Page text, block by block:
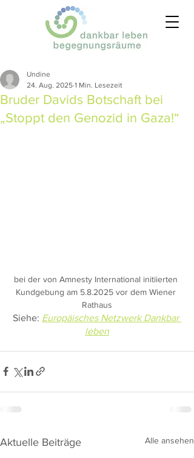
Bruder Davids Botschaft bei
„Stoppt den Genozid in Gaza!“
Undine
24. Aug. 2025 1 Min. Lesezeit
bei der von Amnesty International initiierten
Kundgebung am 5.8.2025 vor dem Wiener
Rathaus
Siehe: Europäisches Netzwerk Dankbar
leben
Aktuelle Beiträge Alle ansehen